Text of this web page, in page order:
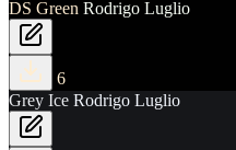
DS Green Rodrigo Luglio
6
Grey Ice Rodrigo Luglio